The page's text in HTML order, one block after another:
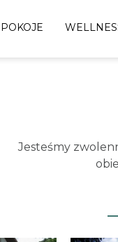
POKOJE
Jesteśmy